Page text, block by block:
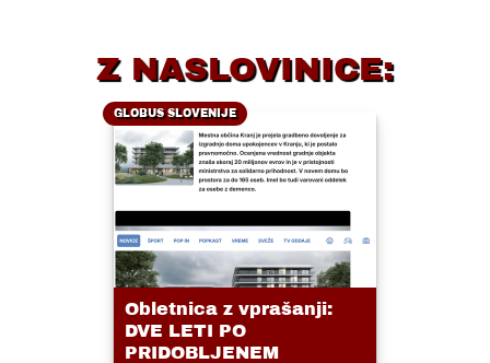
Z NASLOVINICE:
GLOBUS SLOVENIJE
Obletnica z vprašanji:
DVE LETI PO
PRIDOBLJENEM